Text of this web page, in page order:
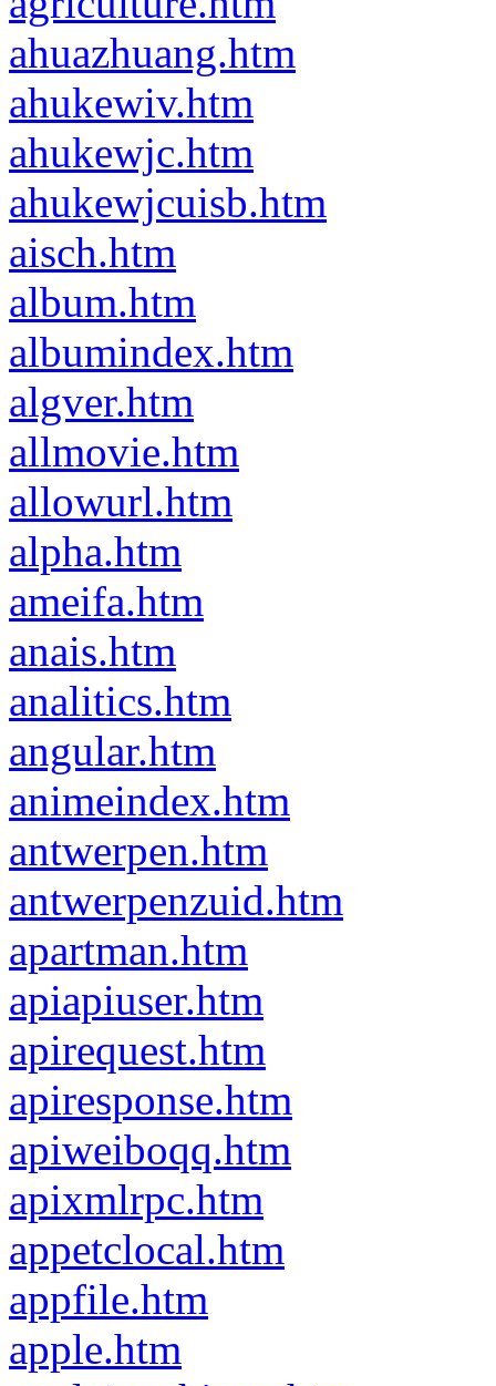
ahuazhuang.htm
ahukewiv.htm
ahukewjc.htm
ahukewjcuisb.htm
aisch.htm
album.htm
albumindex.htm
algver.htm
allmovie.htm
allowurl.htm
alpha.htm
ameifa.htm
anais.htm
analitics.htm
angular.htm
animeindex.htm
antwerpen.htm
antwerpenzuid.htm
apartman.htm
apiapiuser.htm
apirequest.htm
apiresponse.htm
apiweiboqq.htm
apixmlrpc.htm
appetclocal.htm
appfile.htm
apple.htm